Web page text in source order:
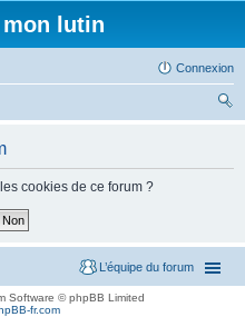
lutin
Connexion
cookies de ce forum ?
L’équipe du forum
Software © phpBB Limited
fr.com